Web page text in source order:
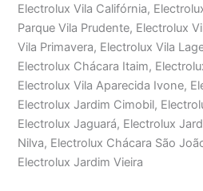
Electrolux Vila Califórnia,
Parque Vila Prudente, Electrolux
Vila Primavera, Electrolux Vila
Electrolux Chácara Itaim,
Electrolux Vila Aparecida Ivone,
Electrolux Jardim Cimobil,
Electrolux Jaguará, Electrolux
Nilva, Electrolux Chácara São
Electrolux Jardim Vieira